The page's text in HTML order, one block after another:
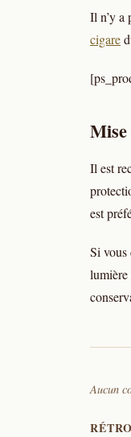
Il n’y a
cigare
Il est
est
Si vous
lumière
Aucun